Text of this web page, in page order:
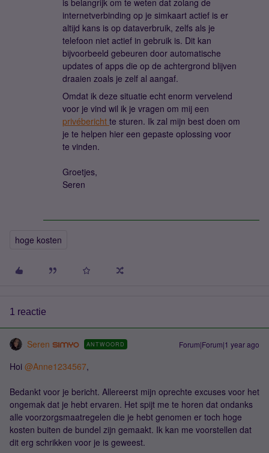
is belangrijk om te weten dat zolang de
internetverbinding op je simkaart actief is er
altijd kans is op dataverbruik, zelfs als je
telefoon niet actief in gebruik is. Dit kan
bijvoorbeeld gebeuren door automatische
updates of apps die op de achtergrond blijven
draaien zoals je zelf al aangaf.
Omdat ik deze situatie echt enorm vervelend
voor je vind wil ik je vragen om mij een
privébericht te sturen. Ik zal mijn best doen om
je te helpen hier een gepaste oplossing voor
te vinden.
Groetjes,
Seren
hoge kosten
1 reactie
Seren ANTWOORD Forum|Forum|1 year ago
Hoi ​ @Anne1234567,
Bedankt voor je bericht. Allereerst mijn oprechte excuses voor het
ongemak dat je hebt ervaren. Het spijt me te horen dat ondanks
alle voorzorgsmaatregelen die je hebt genomen er toch hoge
kosten buiten de bundel zijn gemaakt. Ik kan me voorstellen dat
dit erg schrikken voor je is geweest.